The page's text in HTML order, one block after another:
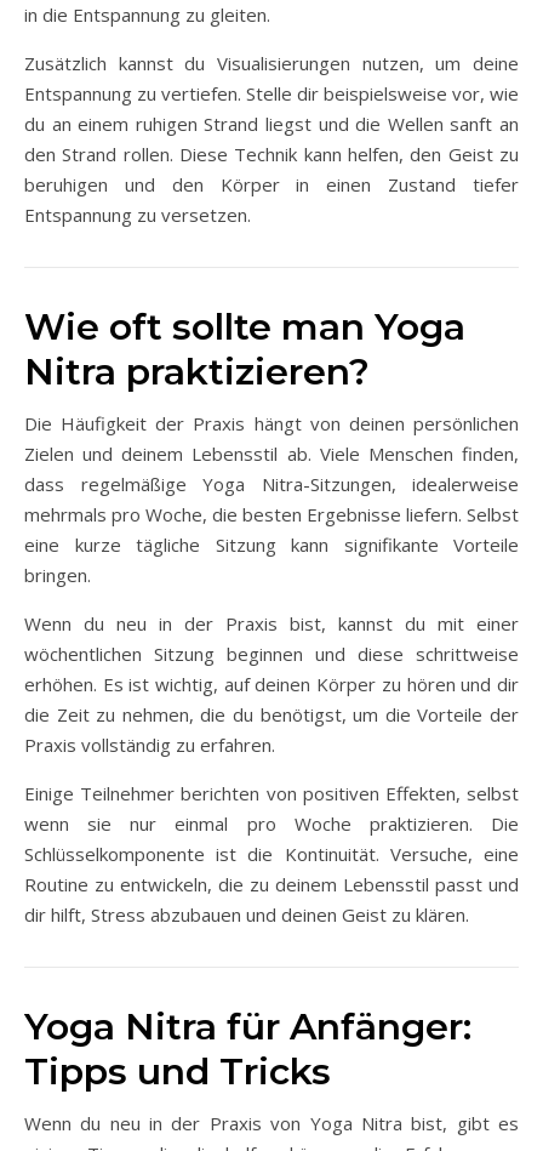
in die Entspannung zu gleiten.
Zusätzlich kannst du Visualisierungen nutzen, um deine
Entspannung zu vertiefen. Stelle dir beispielsweise vor, wie
du an einem ruhigen Strand liegst und die Wellen sanft an
den Strand rollen. Diese Technik kann helfen, den Geist zu
beruhigen und den Körper in einen Zustand tiefer
Entspannung zu versetzen.
Wie oft sollte man Yoga
Nitra praktizieren?
Die Häufigkeit der Praxis hängt von deinen persönlichen
Zielen und deinem Lebensstil ab. Viele Menschen finden,
dass regelmäßige Yoga Nitra-Sitzungen, idealerweise
mehrmals pro Woche, die besten Ergebnisse liefern. Selbst
eine kurze tägliche Sitzung kann signifikante Vorteile
bringen.
Wenn du neu in der Praxis bist, kannst du mit einer
wöchentlichen Sitzung beginnen und diese schrittweise
erhöhen. Es ist wichtig, auf deinen Körper zu hören und dir
die Zeit zu nehmen, die du benötigst, um die Vorteile der
Praxis vollständig zu erfahren.
Einige Teilnehmer berichten von positiven Effekten, selbst
wenn sie nur einmal pro Woche praktizieren. Die
Schlüsselkomponente ist die Kontinuität. Versuche, eine
Routine zu entwickeln, die zu deinem Lebensstil passt und
dir hilft, Stress abzubauen und deinen Geist zu klären.
Yoga Nitra für Anfänger:
Tipps und Tricks
Wenn du neu in der Praxis von Yoga Nitra bist, gibt es